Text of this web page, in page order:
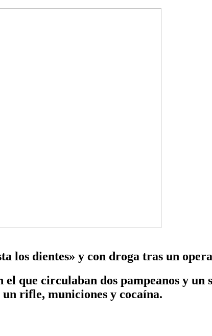
los dientes» y con droga tras un
que circulaban dos pampeanos y un
rifle, municiones y cocaína.